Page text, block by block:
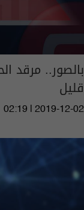
بالصور.. مرقد
قليل
02:19 | 2019-12-02